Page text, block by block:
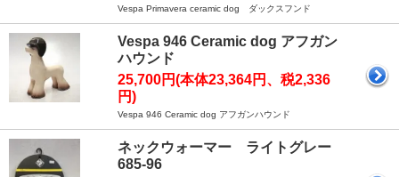
Vespa Primavera ceramic dog ダックスフンド
Vespa 946 Ceramic dog アフガン
ハウンド
25,700円(本体23,364円、税2,336
円)
Vespa 946 Ceramic dog アフガンハウンド
ネックウォーマー ライトグレー
685-96